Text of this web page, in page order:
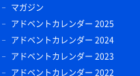
マガジン
アドベントカレンダー 2025
アドベントカレンダー 2024
アドベントカレンダー 2023
アドベントカレンダー 2022